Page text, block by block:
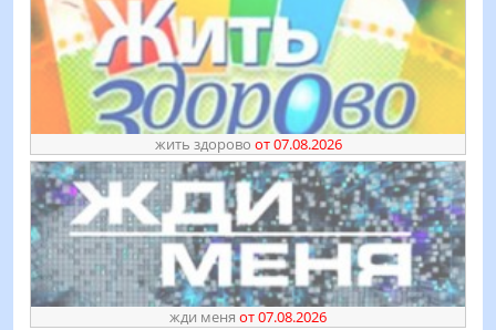
жить здорово от 07.08.2026
жди меня от 07.08.2026